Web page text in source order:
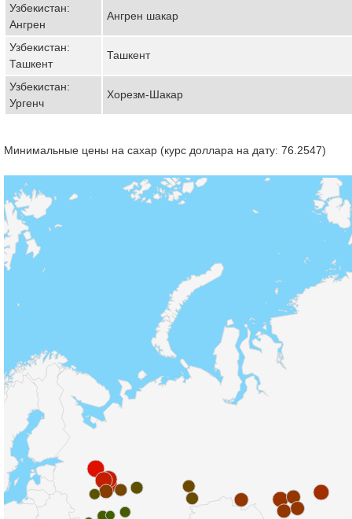
Узбекистан:
Ангрен
Ангрен шакар
Узбекистан:
Ташкент
Ташкент
Узбекистан:
Ургенч
Хорезм-Шакар
Минимальные цены на сахар (курс доллара на дату: 76.2547)